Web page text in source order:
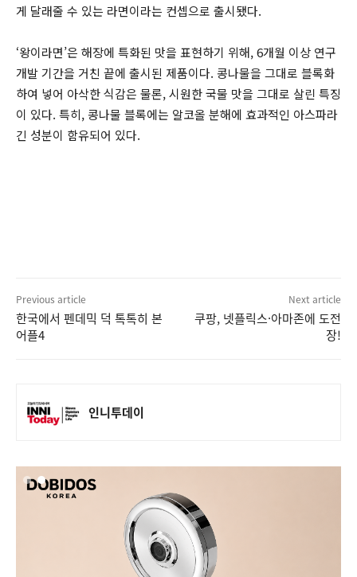
게 달래줄 수 있는 라면이라는 컨셉으로 출시됐다.
‘왕이라면’은 해장에 특화된 맛을 표현하기 위해, 6개월 이상 연구
개발 기간을 거친 끝에 출시된 제품이다. 콩나물을 그대로 블록화
하여 넣어 아삭한 식감은 물론, 시원한 국물 맛을 그대로 살린 특징
이 있다. 특히, 콩나물 블록에는 알코올 분해에 효과적인 아스파라
긴 성분이 함유되어 있다.
Previous article
한국에서 펜데믹 덕 톡톡히 본
어플4
Next article
쿠팡, 넷플릭스·아마존에 도전
장!
인니투데이